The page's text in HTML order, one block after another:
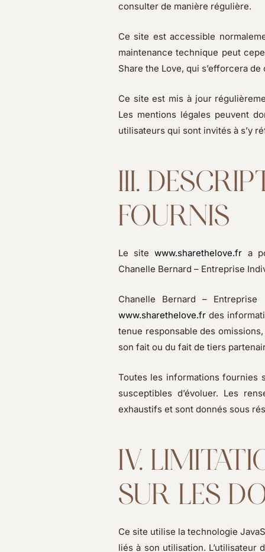
consulter de manière régulière.
Ce site est accessible
maintenance technique peut
Share the Love, qui s’efforcera
Ce site est mis à jour
Les mentions légales peuvent
utilisateurs qui sont invités à s’y
III.
FOURNIS
Le sitewww.sharethelove.fr a
Chanelle Bernard – Entreprise
Chanelle Bernard –
www.sharethelove.frdes
tenue responsable des
son fait ou du fait de tiers
Toutes les informations fournies
susceptibles d’évoluer. Les
exhaustifs et sont donnés sous
IV.
SUR LES
Ce site utilise la technologie
liés à son utilisation. L’utilisateur